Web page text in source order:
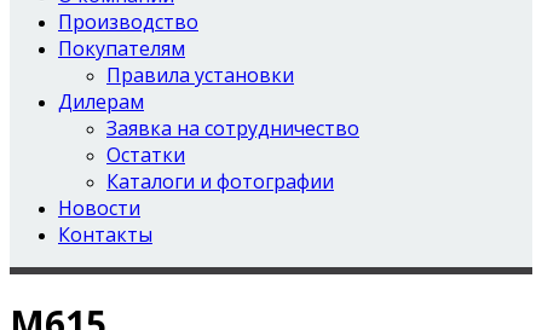
Производство
Покупателям
Правила установки
Дилерам
Заявка на сотрудничество
Остатки
Каталоги и фотографии
Новости
Контакты